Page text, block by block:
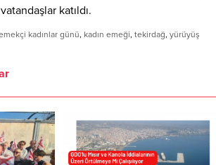
katıldı.
kadınlar günü, kadın emeği, tekirdağ, yürüyüş